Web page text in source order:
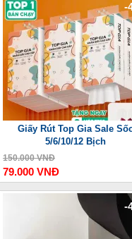
-
Giấy Rút Top Gia Sale
5/6/10/12 Bịch
150.000 VNĐ
79.000 VNĐ
-